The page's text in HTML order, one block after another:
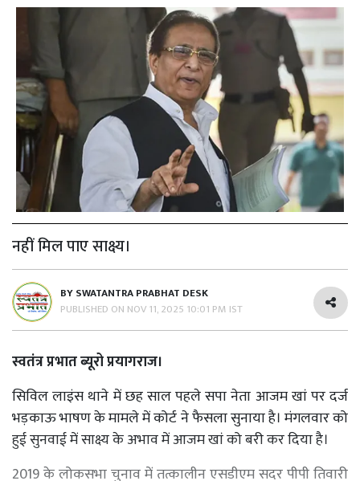
नहीं मिल पाए साक्ष्य।
BYSWATANTRA PRABHAT DESK
PUBLISHED ON NOV 11, 2025 10:01 PM IST
स्वतंत्र प्रभात ब्यूरो प्रयागराज।
सिविल लाइंस थाने में छह साल पहले सपा नेता आजम खां पर दर्ज
भड़काऊ भाषण के मामले में कोर्ट ने फैसला सुनाया है। मंगलवार को
हुई सुनवाई में साक्ष्य के अभाव में आजम खां को बरी कर दिया है।
2019के लोकसभा चुनाव में तत्कालीन एसडीएम सदर पीपी तिवारी